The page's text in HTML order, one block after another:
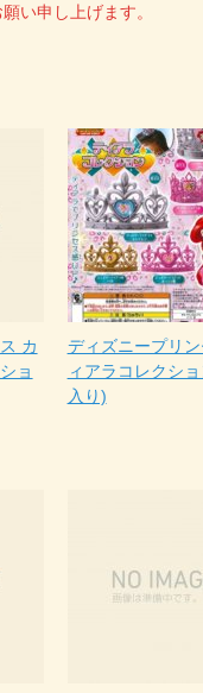
い申し上げます。
カ
ョ
ディズニープリ
ィアラコレクシ
入り)